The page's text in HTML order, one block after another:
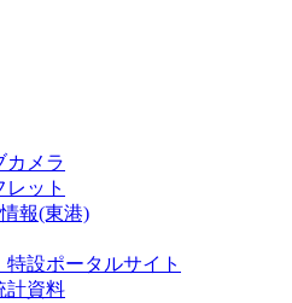
カメラ
レット
報(東港)
特設ポータルサイト
計資料